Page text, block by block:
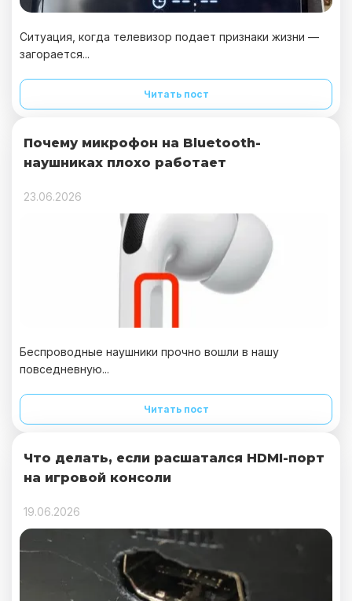
Ситуация, когда телевизор подает признаки жизни —
загорается...
Читать пост
Почему микрофон на Bluetooth-
наушниках плохо работает
23.06.2026
Беспроводные наушники прочно вошли в нашу
повседневную...
Читать пост
Что делать, если расшатался HDMI-порт
на игровой консоли
19.06.2026